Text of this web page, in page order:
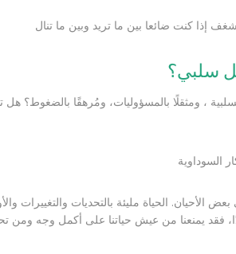
سلبي؟
، ومثقلًا بالمسؤوليات، ومُرهقًا بالضغوط؟ هل
الأحيان. الحياة مليئة بالتحديات والتغييرات
فقد يمنعنا من عيش حياتنا على أكمل وجه ومن